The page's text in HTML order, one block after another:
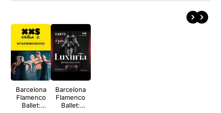
Barcelona
Flamenco
Ballet:
Barcelona
Flamenco
Ballet: